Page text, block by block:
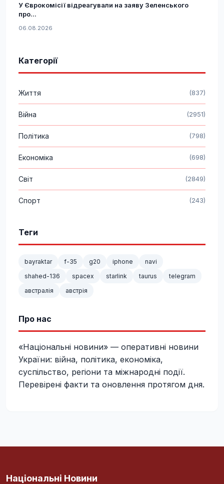
У Єврокомісії відреагували на заяву Зеленського
про...
06.08.2026
Категорії
Життя (837)
Війна (2951)
Політика (798)
Економіка (698)
Світ (2849)
Спорт (243)
Теги
bayraktar f-35 g20 iphone
navi
shahed-136
spacex starlink taurus
telegram
австралія
австрія
Про нас
«Національні новини» — оперативні новини
України: війна, політика, економіка,
суспільство, регіони та міжнародні події.
Перевірені факти та оновлення протягом дня.
Національні Новини